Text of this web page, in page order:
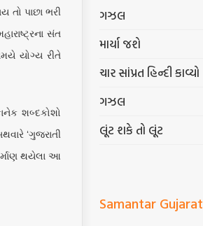
પાછા ભરી
સંત
યોગ્ય રીતે
શબ્દકોશો
‘ગુજરાતી
થયેલા આ
ગઝલ
માર્યા જશે
ચાર સાંપ્રત હિન્દી કાવ્યો
ગઝલ
લૂંટ શકે તો લૂંટ
Samantar Gujarat